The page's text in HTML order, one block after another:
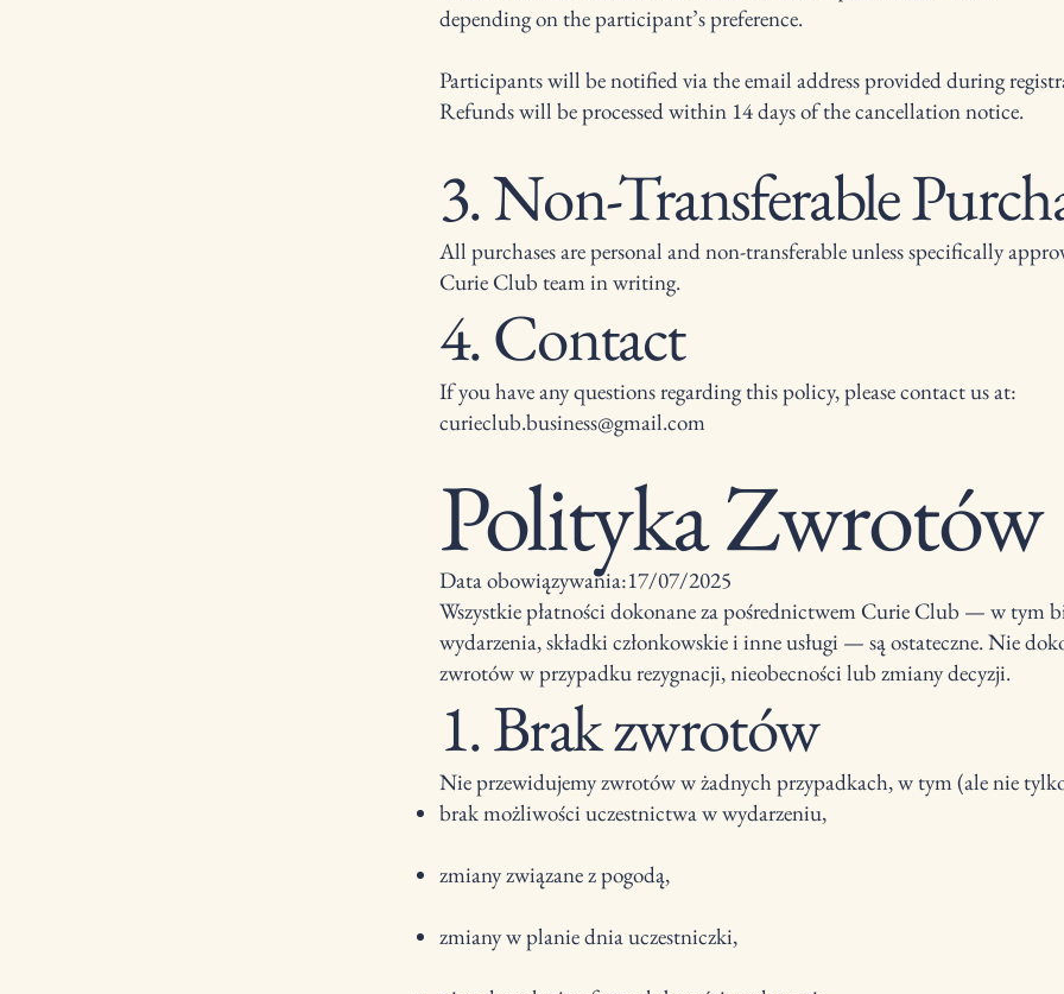
depending on the participant’s preference.
Participants will be notified via the email address provided during
Refunds will be processed within 14 days of the cancellation notice.
3. Non-Transferable
All purchases are personal and non-transferable unless specifically
Curie Club team in writing.
4. Contact
If you have any questions regarding this policy, please contact us at:
curieclub.business@gmail.com
Polityka Zwrotów
Data obowiązywania:17/07/2025
Wszystkie płatności dokonane za pośrednictwem Curie Club — w tym
wydarzenia, składki członkowskie i inne usługi — są ostateczne. Nie
zwrotów w przypadku rezygnacji, nieobecności lub zmiany decyzji.
1. Brak zwrotów
Nie przewidujemy zwrotów w żadnych przypadkach, w tym (ale nie
brak możliwości uczestnictwa w wydarzeniu,
zmiany związane z pogodą,
zmiany w planie dnia uczestniczki,